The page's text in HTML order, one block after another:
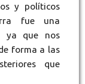
y políticos
fue una
ya que nos
forma a las
que